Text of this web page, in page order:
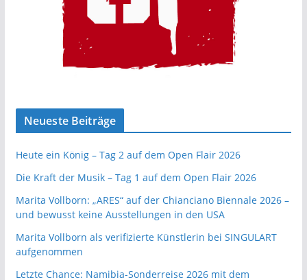
Neueste Beiträge
Heute ein König – Tag 2 auf dem Open Flair 2026
Die Kraft der Musik – Tag 1 auf dem Open Flair 2026
Marita Vollborn: „ARES“ auf der Chianciano Biennale 2026 –
und bewusst keine Ausstellungen in den USA
Marita Vollborn als verifizierte Künstlerin bei SINGULART
aufgenommen
Letzte Chance: Namibia-Sonderreise 2026 mit dem